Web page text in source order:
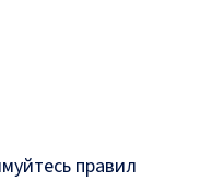
правил